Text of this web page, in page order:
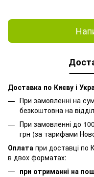
Доставка по Києву і
При замовленні на
безкоштовна на
При замовленні до
грн (за тарифами
Оплата при доставці по
в двох форматах:
при отриманні на